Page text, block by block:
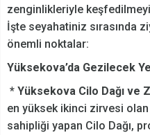
zenginlikleriyle
İşte seyahatiniz sırasında
önemli noktalar:
Yüksekova’da Gezilecek
* Yüksekova Cilo Dağı ve
en yüksek ikinci zirvesi
sahipliği yapan Cilo Dağı,